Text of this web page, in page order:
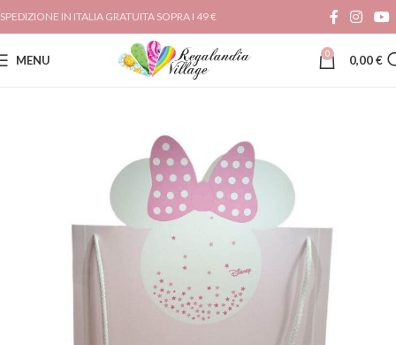
SPEDIZIONE IN ITALIA GRATUITA SOPRA I 49 €
MENU 0 0,00€